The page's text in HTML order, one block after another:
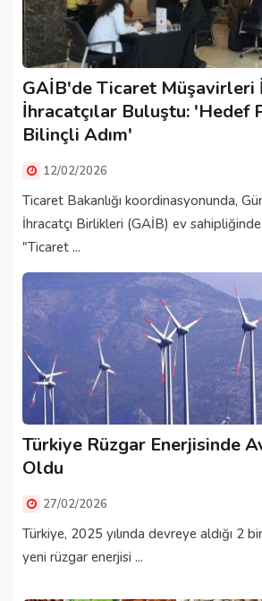
GAİB'de Ticaret Müşavirleri
İhracatçılar Buluştu: 'Hedef
Bilinçli Adım'
12/02/2026
Ticaret Bakanlığı koordinasyonunda,
İhracatçı Birlikleri (GAİB) ev
"Ticaret ...
Türkiye Rüzgar Enerjisinde
Oldu
27/02/2026
Türkiye, 2025 yılında devreye aldığı 2
yeni rüzgar enerjisi ...